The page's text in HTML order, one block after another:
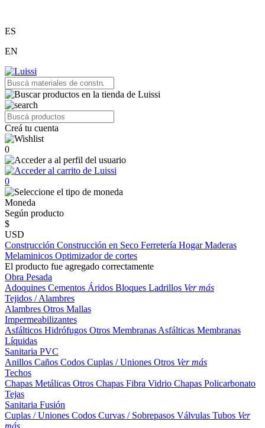
ES
EN
Creá tu cuenta
0
0
Moneda
Según producto
$
USD
Construcción Construcción en Seco Ferretería HogarMaderas
Melaminicos Optimizador de cortes
El producto fue agregado correctamente
Obra Pesada
Adoquines Cementos Áridos Bloques Ladrillos Ver más
Tejidos / Alambres
Alambres Otros Mallas
Impermeabilizantes
Asfálticos Hidrófugos Otros Membranas Asfálticas Membranas
Líquidas
Sanitaria PVC
Anillos Caños Codos Cuplas / Uniones Otros Ver más
Techos
Chapas Metálicas Otros Chapas Fibra Vidrio Chapas Policarbonato
Tejas
Sanitaria Fusión
Cuplas / Uniones Codos Curvas / Sobrepasos Válvulas Tubos Ver
más